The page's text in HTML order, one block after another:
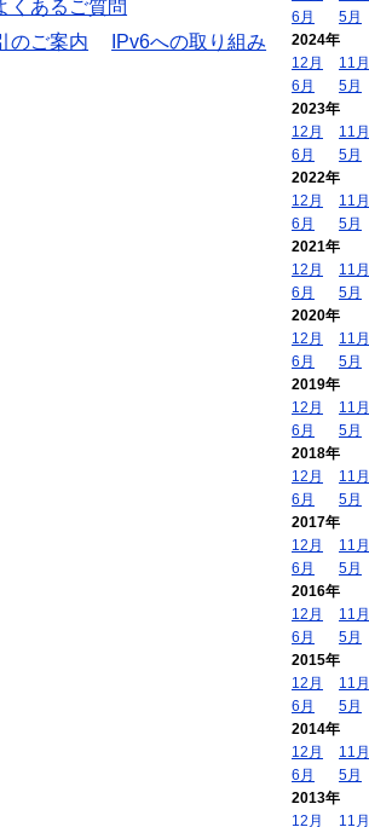
くあるご質問
のご案内
IPv6への取り組み
6月
5月
2024年
12月
11月
6月
5月
2023年
12月
11月
6月
5月
2022年
12月
11月
6月
5月
2021年
12月
11月
6月
5月
2020年
12月
11月
6月
5月
2019年
12月
11月
6月
5月
2018年
12月
11月
6月
5月
2017年
12月
11月
6月
5月
2016年
12月
11月
6月
5月
2015年
12月
11月
6月
5月
2014年
12月
11月
6月
5月
2013年
12月
11月